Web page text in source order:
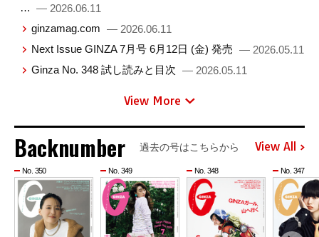
… — 2026.06.11
ginzamag.com — 2026.06.11
Next Issue GINZA 7月号 6月12日 (金) 発売 — 2026.05.11
Ginza No. 348 試し読みと目次 — 2026.05.11
View More
Backnumber 過去の号はこちらから View All
No. 350 No. 349 No. 348 No. 347